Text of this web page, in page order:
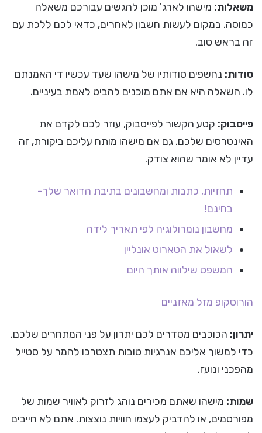
משאלות: מישהו לארג' מוכן להגשים עבורכם משאלה
כמוסה. במקום לעשות חשבון לאחרים, כדאי לכם ללכת עם
זה בראש טוב.
סודות: נחשפים סודותיו של מישהו שעד עכשיו די האמנתם
לו. השאלה היא אם אתם מוכנים להביט לאמת בעיניים.
פייסבוק: קטע הקשור לפייסבוק, עוזר לכם לקדם את
האינטרסים שלכם. גם אם מישהו מותח עליכם ביקורת, זה
עדיין לא אומר שהוא צודק.
תחזיות, כתבות ומחשבונים בתיבת הדואר שלך-
בחינם!
מחשבון נומרולוגיה לפי תאריך לידה
לשאול את הטארוט אונליין
המשפט שילווה אותך היום
הורוסקופ מזל מאזניים
יתרון: הכוכבים מסדרים לכם יתרון על פני המתחרים שלכם.
כדי למשוך אליכם אנרגיות טובות תצטרכו להמר על סטייל
מהפכני ונועז.
שמות: מישהו שאתם מכירים נוהג לזרוק לאוויר שמות של
מפורסמים, או להדביק לעצמו חוויות נוצצות. אתם לא חייבים